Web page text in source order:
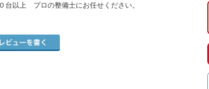
以上 プロの整備士にお任せください。